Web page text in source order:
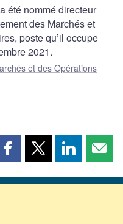
été nommé directeur
des Marchés et
poste qu’il occupe
2021.
et des Opérations
Partager
page
Partager
page
Partager
page page